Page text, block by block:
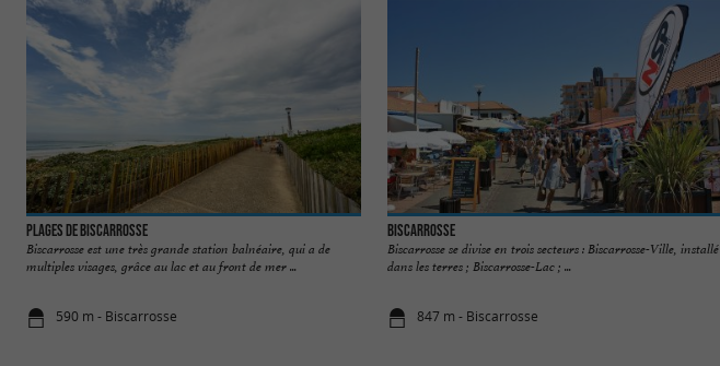
Plages de Biscarrosse
Biscarrosse est une très grande station balnéaire, qui a de
multiples visages, grâce au lac et au front de mer ...
590 m - Biscarrosse
Biscarrosse
Biscarrosse se divise en trois secteurs : Biscarrosse-Ville, installé
dans les terres ; Biscarrosse-Lac ; ...
847 m - Biscarrosse